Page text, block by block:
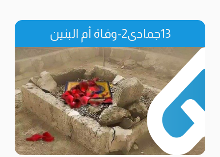
13جمادى2-وفاة أم البنين